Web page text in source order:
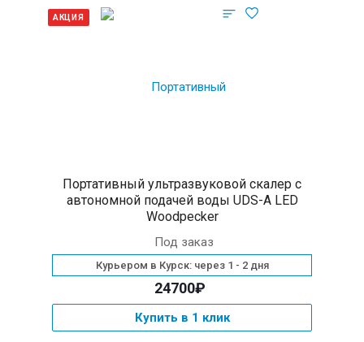
АКЦИЯ
Портативный ультразвуковой скалер с
автономной подачей воды UDS-A LED
Woodpecker
Под заказ
Курьером в Курск: через 1 - 2 дня
24700₽
Купить в 1 клик